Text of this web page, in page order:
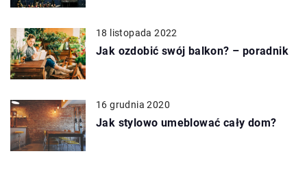
18 listopada 2022
Jak ozdobić swój balkon? – poradnik
16 grudnia 2020
Jak stylowo umeblować cały dom?